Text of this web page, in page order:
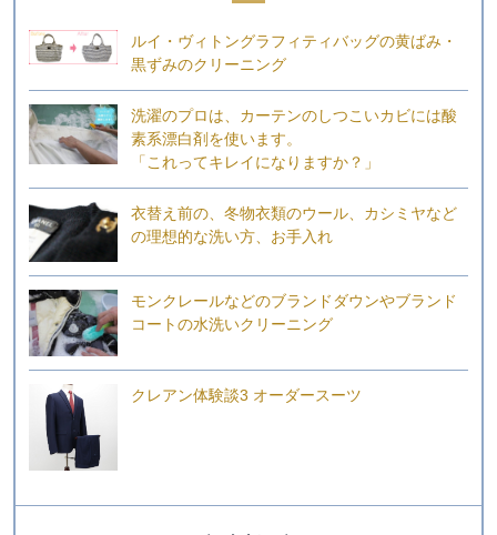
ルイ・ヴィトングラフィティバッグの黄ばみ・
黒ずみのクリーニング
洗濯のプロは、カーテンのしつこいカビには酸
素系漂白剤を使います。
「これってキレイになりますか？」
衣替え前の、冬物衣類のウール、カシミヤなど
の理想的な洗い方、お手入れ
モンクレールなどのブランドダウンやブランド
コートの水洗いクリーニング
クレアン体験談3 オーダースーツ